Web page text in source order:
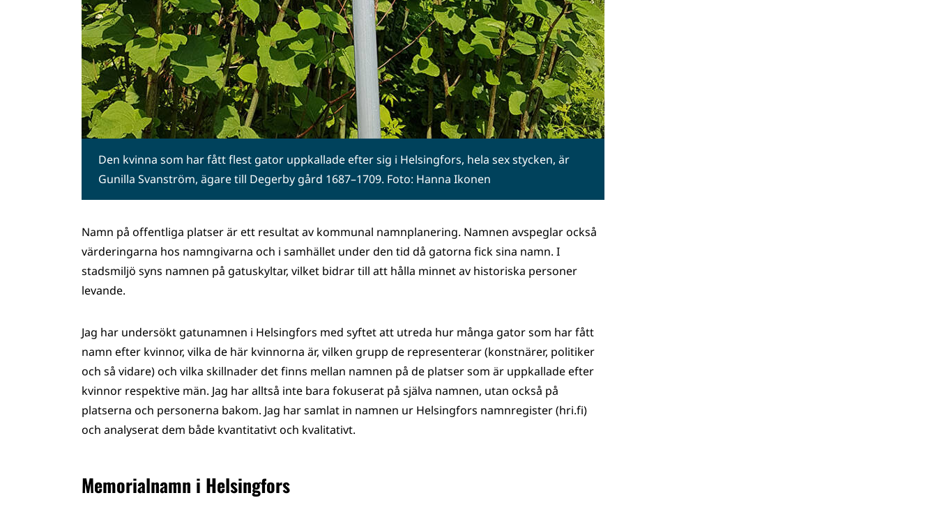
Den kvinna som har fått flest gator uppkallade efter sig i Helsingfors, hela sex stycken, är
Gunilla Svanström, ägare till Degerby gård 1687–1709. Foto: Hanna Ikonen
Namn på offentliga platser är ett resultat av kommunal namnplanering. Namnen avspeglar också
värderingarna hos namngivarna och i samhället under den tid då gatorna fick sina namn. I
stadsmiljö syns namnen på gatuskyltar, vilket bidrar till att hålla minnet av historiska personer
levande.
Jag har undersökt gatunamnen i Helsingfors med syftet att utreda hur många gator som har fått
namn efter kvinnor, vilka de här kvinnorna är, vilken grupp de representerar (konstnärer, politiker
och så vidare) och vilka skillnader det finns mellan namnen på de platser som är uppkallade efter
kvinnor respektive män. Jag har alltså inte bara fokuserat på själva namnen, utan också på
platserna och personerna bakom. Jag har samlat in namnen ur Helsingfors namnregister (hri.fi)
och analyserat dem både kvantitativt och kvalitativt.
Memorialnamn i Helsingfors